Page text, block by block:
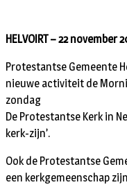
HELVOIRT – 22
Protestantse Gemeente
nieuwe activiteit de
zondag
De Protestantse Kerk in
kerk-zijn’.
Ook de Protestantse
een kerkgemeenschap